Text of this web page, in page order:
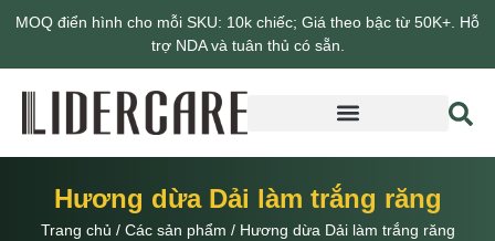
MOQ điển hình cho mỗi SKU: 10k chiếc; Giá theo bậc từ 50K+. Hỗ
trợ NDA và tuân thủ có sẵn.
Hương dừa Dải làm trắng răng
Trang chủ / Các sản phẩm / Hương dừa Dải làm trắng răng